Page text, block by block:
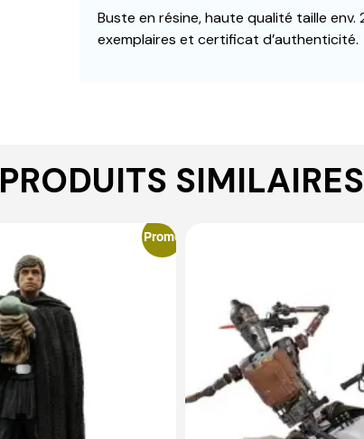
Buste en résine, haute qualité taille
exemplaires et certificat d’authenticité.
PRODUITS SIMILAIRES
Promo